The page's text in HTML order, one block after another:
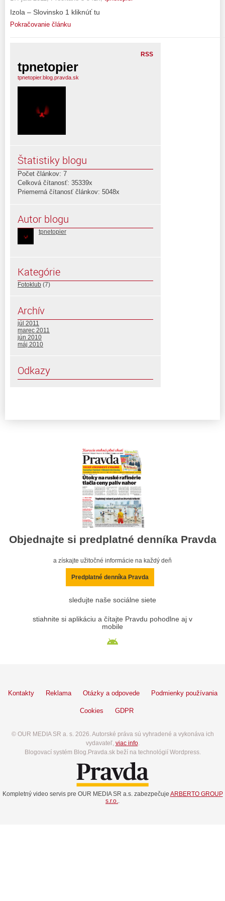
Izola – Slovinsko 1 kliknúť tu
Pokračovanie článku
RSS
tpnetopier
tpnetopier.blog.pravda.sk
Štatistiky blogu
Počet článkov: 7
Celková čítanosť: 35339x
Priemerná čítanosť článkov: 5048x
Autor blogu
tpnetopier
Kategórie
Fotoklub (7)
Archív
júl 2011
marec 2011
jún 2010
máj 2010
Odkazy
Objednajte si predplatné denníka Pravda
a získajte užitočné informácie na každý deň
Predplatné denníka Pravda
sledujte naše sociálne siete
stiahnite si aplikáciu a čítajte Pravdu pohodlne aj v
mobile
Kontakty Reklama Otázky a odpovede Podmienky používania
Cookies GDPR
© OUR MEDIA SR a. s. 2026. Autorské práva sú vyhradené a vykonáva ich
vydavateľ, viac info.
Blogovací systém Blog.Pravda.sk beží na technológií Wordpress.
Kompletný video servis pre OUR MEDIA SR a.s. zabezpečuje ARBERTO GROUP
s.r.o..